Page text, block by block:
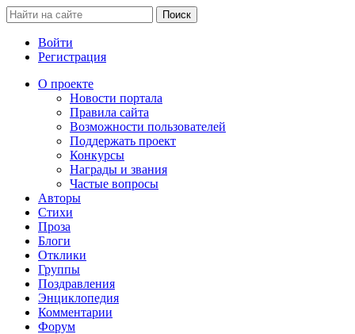
Войти
Регистрация
О проекте
Новости портала
Правила сайта
Возможности пользователей
Поддержать проект
Конкурсы
Награды и звания
Частые вопросы
Авторы
Стихи
Проза
Блоги
Отклики
Группы
Поздравления
Энциклопедия
Комментарии
Форум